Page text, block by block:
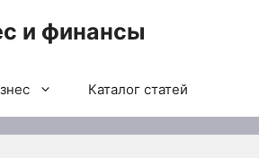
и финансы
Каталог статей